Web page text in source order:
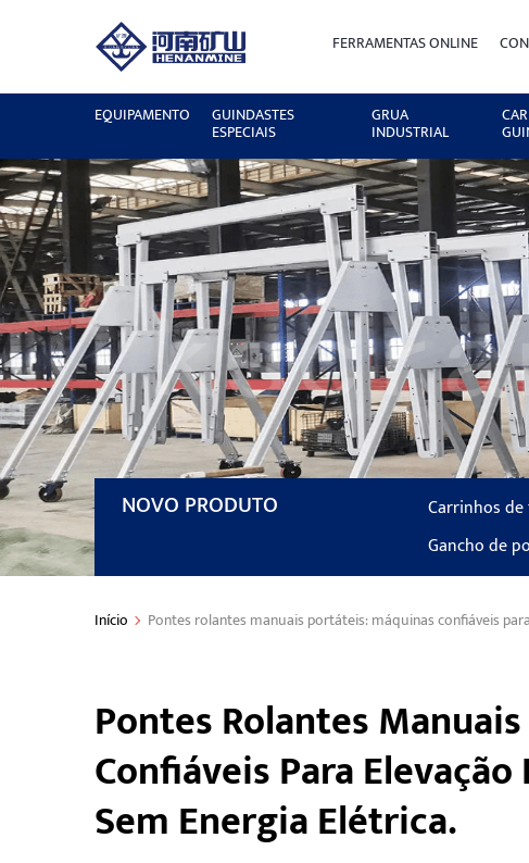
FERRAMENTAS ONLINE
EQUIPAMENTO GUINDASTES
ESPECIAIS
GRUA
INDUSTRIAL
NOVO PRODUTO Carrinhos
Gancho de
Início Pontes rolantes manuais portáteis: máquinas confiáveis
Pontes Rolantes
Confiáveis Para
Sem Energia Elétrica.